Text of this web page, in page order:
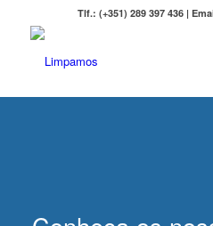
Tlf.: (+351) 289 397 436 |